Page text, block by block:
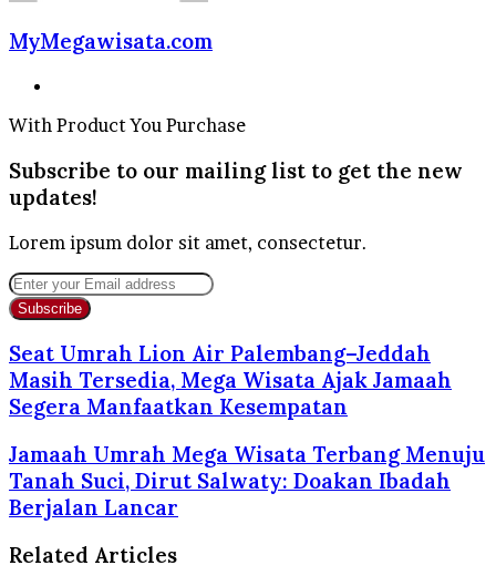
MyMegawisata.com
With Product You Purchase
Subscribe to our mailing list to get the new
updates!
Lorem ipsum dolor sit amet, consectetur.
Enter
your
Email
address
Seat Umrah Lion Air Palembang–Jeddah
Masih Tersedia, Mega Wisata Ajak Jamaah
Segera Manfaatkan Kesempatan
Jamaah Umrah Mega Wisata Terbang Menuju
Tanah Suci, Dirut Salwaty: Doakan Ibadah
Berjalan Lancar
Related Articles